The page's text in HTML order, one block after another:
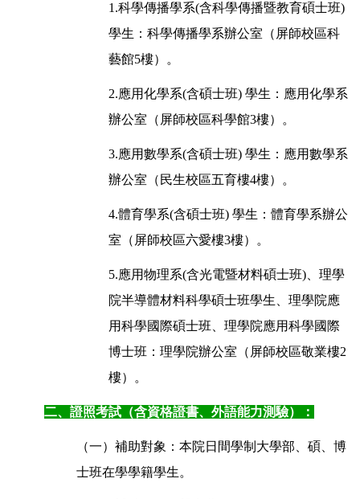
1.科學傳播學系(含科學傳播暨教育碩士班)
學生：科學傳播學系辦公室（屏師校區科
藝館5樓）。
2.應用化學系(含碩士班) 學生：應用化學系
辦公室（屏師校區科學館3樓）。
3.應用數學系(含碩士班) 學生：應用數學系
辦公室（民生校區五育樓4樓）。
4.體育學系(含碩士班) 學生：體育學系辦公
室（屏師校區六愛樓3樓）。
5.應用物理系(含光電暨材料碩士班)、理學
院半導體材料科學碩士班學生、理學院應
用科學國際碩士班、理學院應用科學國際
博士班：理學院辦公室（屏師校區敬業樓2
樓）。
二、證照考試（含資格證書、外語能力測驗）：
（一）補助對象：本院日間學制大學部、碩、博
士班在學學籍學生。